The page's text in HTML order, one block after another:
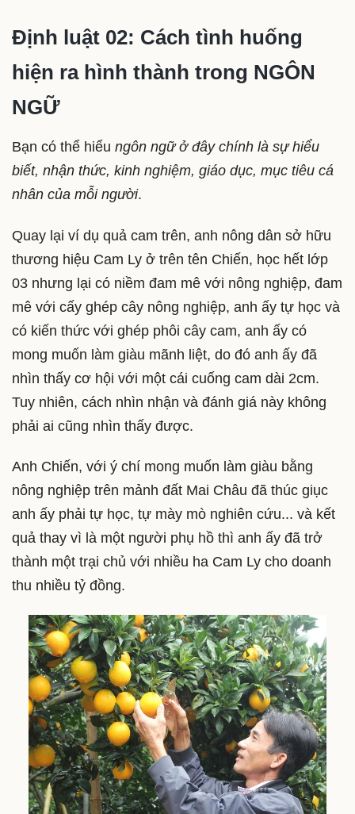
Định luật 02: Cách tình huống
hiện ra hình thành trong NGÔN
NGỮ
Bạn có thể hiểu ngôn ngữ ở đây chính là sự hiểu
biết, nhận thức, kinh nghiệm, giáo dục, mục tiêu cá
nhân của mỗi người.
Quay lại ví dụ quả cam trên, anh nông dân sở hữu
thương hiệu Cam Ly ở trên tên Chiến, học hết lớp
03 nhưng lại có niềm đam mê với nông nghiệp, đam
mê với cấy ghép cây nông nghiệp, anh ấy tự học và
có kiến thức với ghép phôi cây cam, anh ấy có
mong muốn làm giàu mãnh liệt, do đó anh ấy đã
nhìn thấy cơ hội với một cái cuống cam dài 2cm.
Tuy nhiên, cách nhìn nhận và đánh giá này không
phải ai cũng nhìn thấy được.
Anh Chiến, với ý chí mong muốn làm giàu bằng
nông nghiệp trên mảnh đất Mai Châu đã thúc giục
anh ấy phải tự học, tự mày mò nghiên cứu... và kết
quả thay vì là một người phụ hồ thì anh ấy đã trở
thành một trại chủ với nhiều ha Cam Ly cho doanh
thu nhiều tỷ đồng.